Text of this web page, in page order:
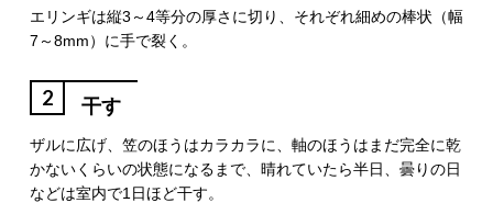
エリンギは縦3～4等分の厚さに切り、それぞれ細めの棒状（幅
7～8mm）に手で裂く。
2 干す
ザルに広げ、笠のほうはカラカラに、軸のほうはまだ完全に乾
かないくらいの状態になるまで、晴れていたら半日、曇りの日
などは室内で1日ほど干す。